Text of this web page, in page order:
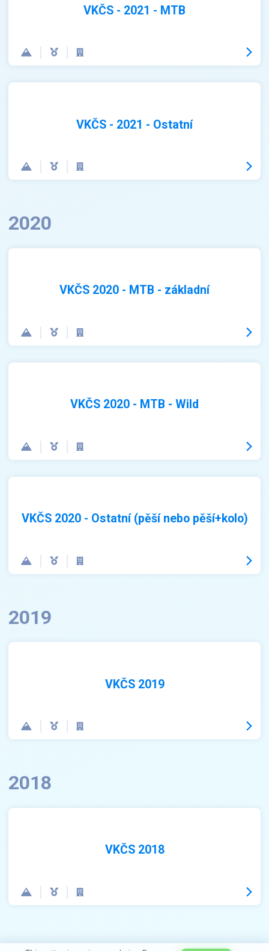
VKČS - 2021 - MTB
VKČS - 2021 - Ostatní
2020
VKČS 2020 - MTB - základní
VKČS 2020 - MTB - Wild
VKČS 2020 - Ostatní (pěší nebo pěší+kolo)
2019
VKČS 2019
2018
VKČS 2018